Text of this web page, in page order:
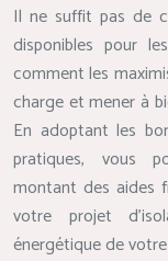
Il ne suffit pas de
disponibles pour
comment les
charge et mener à
En adoptant les
pratiques, vous
montant des aides
votre projet
énergétique de